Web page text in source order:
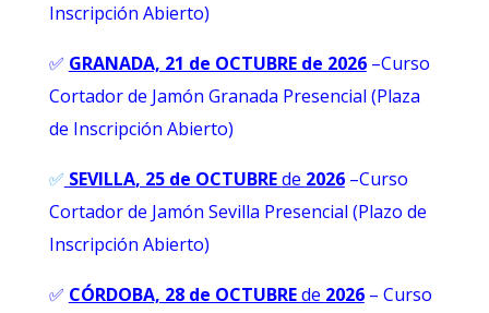
Inscripción Abierto)
✅ GRANADA, 21 de OCTUBRE de 2026–Curso
Cortador de Jamón Granada Presencial (Plaza
de Inscripción Abierto)
✅ SEVILLA, 25 de OCTUBREde 2026–Curso
Cortador de Jamón Sevilla Presencial (Plazo de
Inscripción Abierto)
✅ CÓRDOBA, 28 de OCTUBREde 2026– Curso